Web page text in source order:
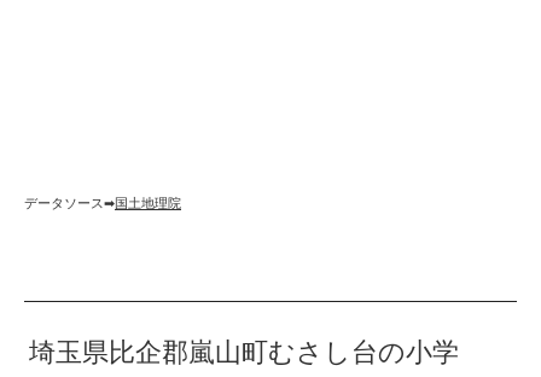
データソース➡︎国土地理院
埼玉県比企郡嵐山町むさし台の小学